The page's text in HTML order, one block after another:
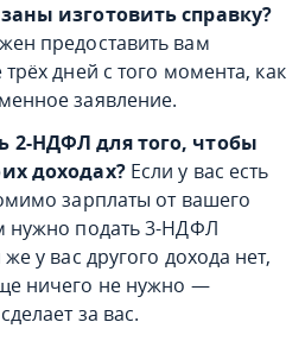
изготовить справку?
предоставить вам
дней с того момента, как
заявление.
2-НДФЛ для того, чтобы
доходах?Если у вас есть
зарплаты от вашего
нужно подать 3-НДФЛ
у вас другого дохода нет,
ничего не нужно —
за вас.